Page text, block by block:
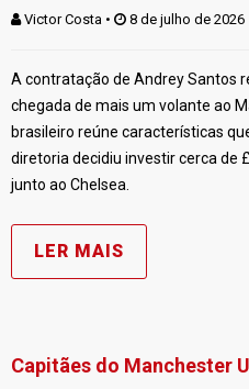
Victor Costa • 8 de julho de 2026
A contratação de Andrey Santos
chegada de mais um volante ao
brasileiro reúne características
diretoria decidiu investir cerca de
junto ao Chelsea.
LER MAIS
Capitães do Manchester